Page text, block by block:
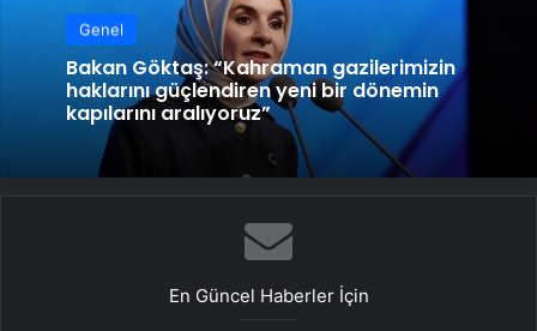
Genel
Bakan Göktaş: “Kahraman gazilerimizin
haklarını güçlendiren yeni bir dönemin
kapılarını aralıyoruz”
En Güncel Haberler İçin